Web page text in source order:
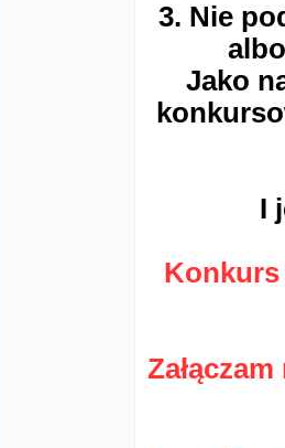
3. Nie
Jako
I
Konkurs